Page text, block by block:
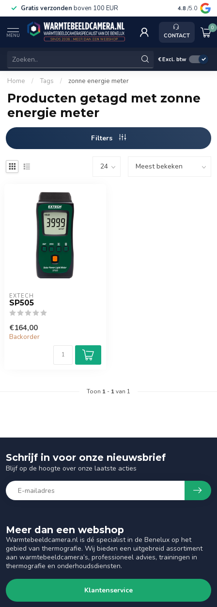
Gratis verzonden boven 100 EUR Service,
4.8 /5.0
MENU CONTACT
0
€Excl. btw
Home / Tags / zonne energie meter
Producten getagd met zonne
energie meter
Filters
EXTECH
SP505
€164,00
Backorder
Toon 1 - 1van 1
Meer dan een webshop
Warmtebeeldcamera.nl is dé specialist in de Benelux op het
gebied van thermografie. Wij bieden een uitgebreid assortiment
aan warmtebeeldcamera’s, professioneel advies, trainingen in
thermografie en onderhoudsdiensten.
Klantenservice
Schrijf in voor onze nieuwsbrief
Blijf op de hoogte over onze laatste acties